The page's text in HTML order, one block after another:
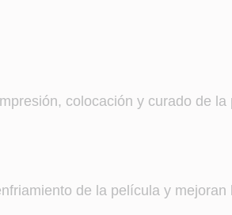
colocación y curado de la
de la película y mejoran